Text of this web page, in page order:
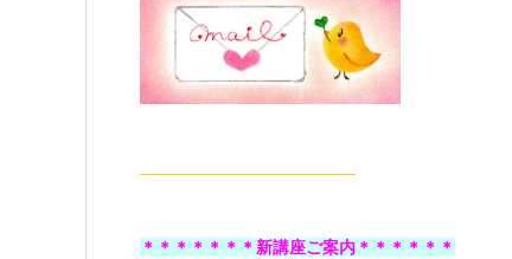
—————————————
＊＊＊＊＊＊＊新講座ご案内＊＊＊＊＊＊